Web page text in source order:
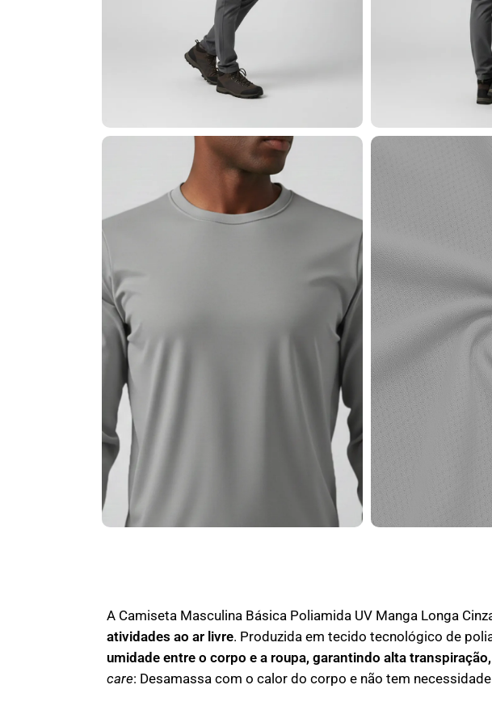
A Camiseta Masculina Básica Poliamida UV Manga Longa
atividades ao ar livre. Produzida em tecido tecnológico de
umidade entre o corpo e a roupa, garantindo alta
care: Desamassa com o calor do corpo e não tem